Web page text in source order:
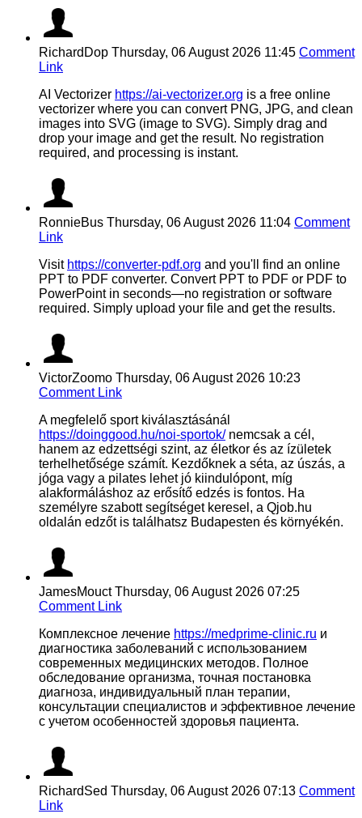
RichardDop Thursday, 06 August 2026 11:45 Comment
Link
AI Vectorizer https://ai-vectorizer.org is a free online
vectorizer where you can convert PNG, JPG, and clean
images into SVG (image to SVG). Simply drag and
drop your image and get the result. No registration
required, and processing is instant.
RonnieBus Thursday, 06 August 2026 11:04 Comment
Link
Visit https://converter-pdf.org and you'll find an online
PPT to PDF converter. Convert PPT to PDF or PDF to
PowerPoint in seconds—no registration or software
required. Simply upload your file and get the results.
VictorZoomo Thursday, 06 August 2026 10:23
Comment Link
A megfelelő sport kiválasztásánál
https://doinggood.hu/noi-sportok/nemcsak a cél,
hanem az edzettségi szint, az életkor és az ízületek
terhelhetősége számít. Kezdőknek a séta, az úszás, a
jóga vagy a pilates lehet jó kiindulópont, míg
alakformáláshoz az erősítő edzés is fontos. Ha
személyre szabott segítséget keresel, a Qjob.hu
oldalán edzőt is találhatsz Budapesten és környékén.
JamesMouctThursday, 06 August 2026 07:25
Comment Link
Комплексное лечение https://medprime-clinic.ru и
диагностика заболеваний с использованием
современных медицинских методов. Полное
обследование организма, точная постановка
диагноза, индивидуальный план терапии,
консультации специалистов и эффективное лечение
с учетом особенностей здоровья пациента.
RichardSed Thursday, 06 August 2026 07:13 Comment
Link